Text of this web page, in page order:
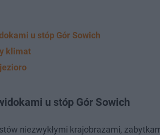
u stóp Gór Sowich
klimat
u stóp Gór Sowich
niezwykłymi krajobrazami,